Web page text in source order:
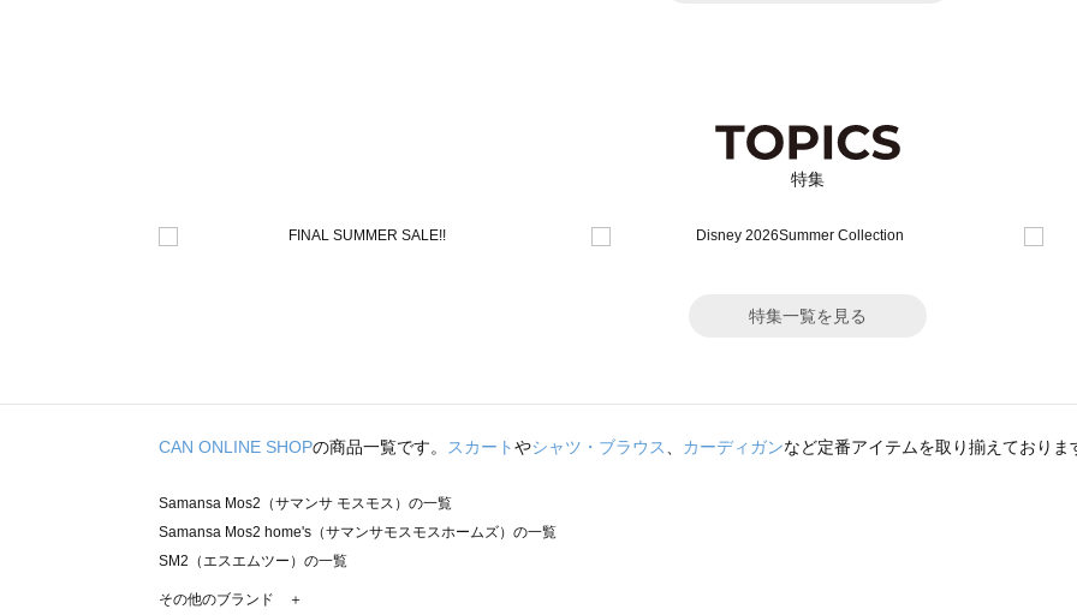
特集
特集一覧を見る
CAN ONLINE SHOPの商品一覧です。 スカートやシャツ・ブラウス、 カーディガンなど定番アイテムを取り揃えておりま
Samansa Mos2（サマンサ モスモス）の一覧
Samansa Mos2 home's（サマンサモスモスホームズ）の一覧
SM2（エスエムツー）の一覧
TSUHARU by Samansa Mos2（ツハルバイサマンサモスモス）の一覧
その他のブランド ＋